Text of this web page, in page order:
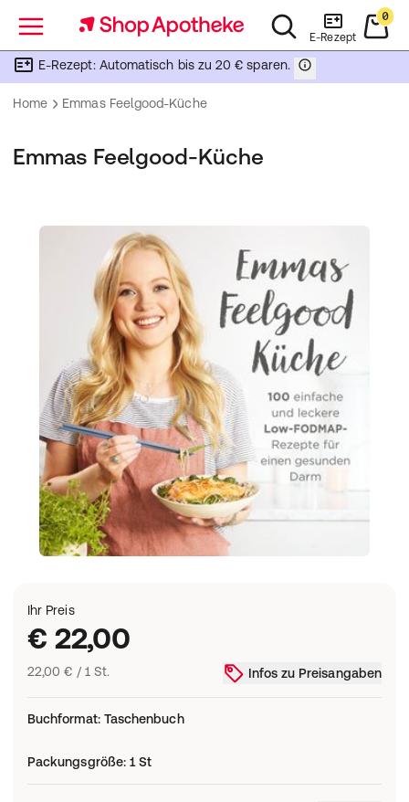
Menü E-Rezept
0
E-Rezept: Automatisch bis zu 20 € sparen.
Home Emmas Feelgood-Küche
Emmas Feelgood-Küche
Ihr Preis
€ 22,00
22,00 € / 1 St. Infos zu Preisangaben
Buchformat: Taschenbuch
Packungsgröße:1 St